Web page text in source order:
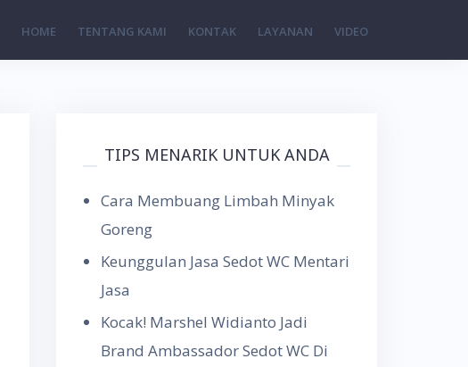
HOME TENTANG KAMI KONTAK LAYANAN VIDEO
TIPS MENARIK UNTUK ANDA
Cara Membuang Limbah Minyak
Goreng
Keunggulan Jasa Sedot WC Mentari
Jasa
Kocak! Marshel Widianto Jadi
Brand Ambassador Sedot WC Di